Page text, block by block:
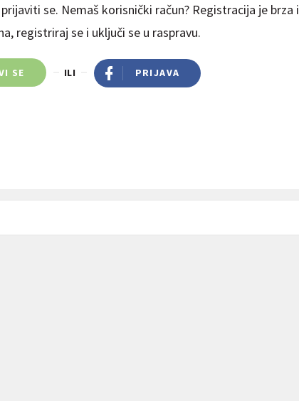
se. Nemaš korisnički račun? Registracija je brza i
registriraj se i uključi se u raspravu.
SE ILI PRIJAVA